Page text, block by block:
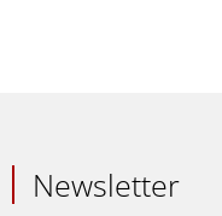
Newsletter